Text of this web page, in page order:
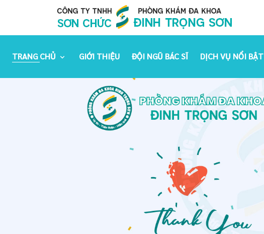
TRANG CHỦ GIỚI THIỆU ĐỘI NGŨ BÁC SĨ DỊCH VỤ NỔI BẬT